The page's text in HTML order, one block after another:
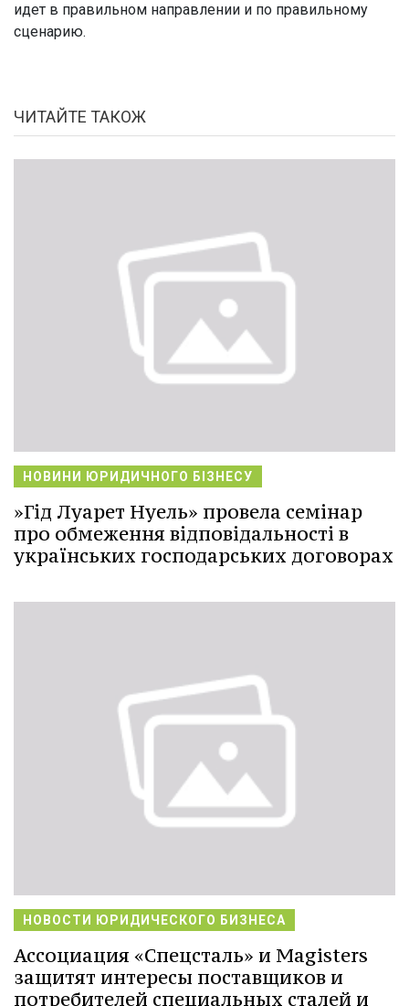
идет в правильном направлении и по правильному
сценарию.
ЧИТАЙТЕ ТАКОЖ
НОВИНИ ЮРИДИЧНОГО БІЗНЕСУ
»Гід Луарет Нуель» провела семінар
про обмеження відповідальності в
українських господарських договорах
НОВОСТИ ЮРИДИЧЕСКОГО БИЗНЕСА
Ассоциация «Спецсталь» и Magisters
защитят интересы поставщиков и
потребителей специальных сталей и